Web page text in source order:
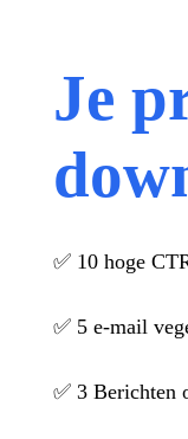
Je
✅ 10 hoge
✅ 5 e-mail
✅ 3 Berichten